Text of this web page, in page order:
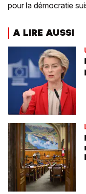
pour la démocratie
A LIRE AUSSI